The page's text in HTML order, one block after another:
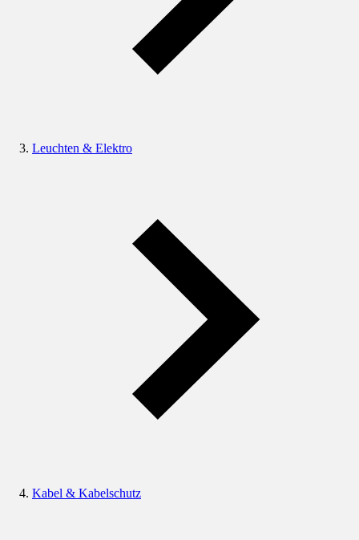
Leuchten & Elektro
Kabel & Kabelschutz